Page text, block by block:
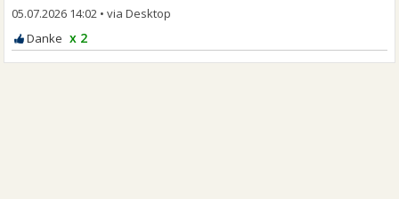
05.07.2026 14:02 •
x 2